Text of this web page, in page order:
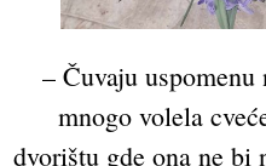
– Čuvaju
mnogo volela
dvorištu gde ona ne bi